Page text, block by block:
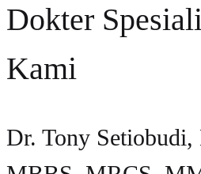
Dokter
Kami
Dr. Tony Setiobudi,